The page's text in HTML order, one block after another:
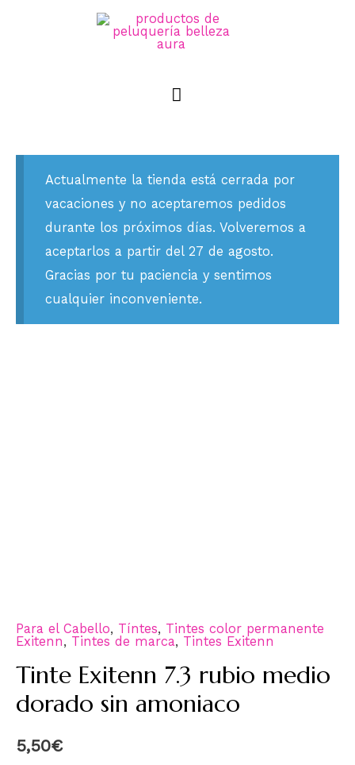
Actualmente la tienda está cerrada por
vacaciones y no aceptaremos pedidos
durante los próximos días. Volveremos a
aceptarlos a partir del 27 de agosto.
Gracias por tu paciencia y sentimos
cualquier inconveniente.
Para el Cabello, Tíntes, Tintes color permanente
Exitenn, Tintes de marca, Tintes Exitenn
Tinte Exitenn 7.3 rubio medio
dorado sin amoniaco
5,50€